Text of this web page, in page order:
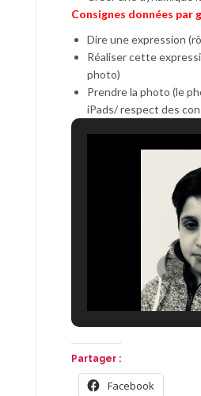
Consignes données par
Dire une expression
Réaliser cette
photo)
Prendre la photo (le
iPads/ respect des
Partager :
Facebook